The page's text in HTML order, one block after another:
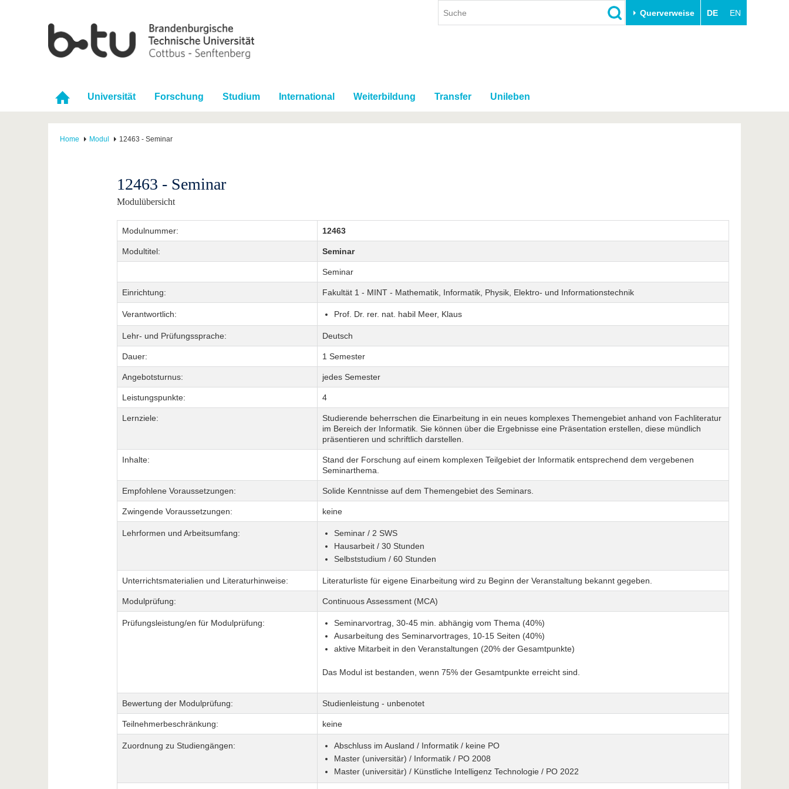
Querverweise DE EN
Universität Forschung Studium International Weiterbildung Transfer Unileben
Home Modul 12463 - Seminar
12463 - Seminar
Modulübersicht
Modulnummer: 12463
Modultitel: Seminar
Seminar
Einrichtung: Fakultät 1 - MINT - Mathematik, Informatik, Physik, Elektro- und Informationstechnik
Verantwortlich: Prof. Dr. rer. nat. habil Meer, Klaus
Lehr- und Prüfungssprache: Deutsch
Dauer: 1 Semester
Angebotsturnus: jedes Semester
Leistungspunkte: 4
Lernziele:
Studierende beherrschen die Einarbeitung in ein neues komplexes Themengebiet anhand von Fachliteratur
im Bereich der Informatik. Sie können über die Ergebnisse eine Präsentation erstellen, diese mündlich
präsentieren und schriftlich darstellen.
Inhalte:
Stand der Forschung auf einem komplexen Teilgebiet der Informatik entsprechend dem vergebenen
Seminarthema.
Empfohlene Voraussetzungen: Solide Kenntnisse auf dem Themengebiet des Seminars.
Zwingende Voraussetzungen: keine
Lehrformen und Arbeitsumfang:
Seminar / 2 SWS
Hausarbeit / 30 Stunden
Selbststudium / 60 Stunden
Unterrichtsmaterialien und Literaturhinweise: Literaturliste für eigene Einarbeitung wird zu Beginn der Veranstaltung bekannt gegeben.
Modulprüfung: Continuous Assessment (MCA)
Prüfungsleistung/en für Modulprüfung:
Seminarvortrag, 30-45 min. abhängig vom Thema (40%)
Ausarbeitung des Seminarvortrages, 10-15 Seiten (40%)
aktive Mitarbeit in den Veranstaltungen (20% der Gesamtpunkte)
Das Modul ist bestanden, wenn 75% der Gesamtpunkte erreicht sind.
Bewertung der Modulprüfung: Studienleistung - unbenotet
Teilnehmerbeschränkung: keine
Zuordnung zu Studiengängen:
Abschluss im Ausland / Informatik / keine PO
Master (universitär) / Informatik / PO 2008
Master (universitär) / Künstliche Intelligenz Technologie / PO 2022